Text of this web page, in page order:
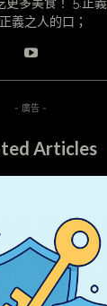
更多美食！ 5.正
義之人的口；
- 廣告 -
Articles